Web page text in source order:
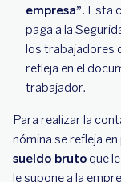
empresa”. Esta
paga a la
los trabajadores
refleja en el
trabajador.
Para realizar la
nómina se refleja
sueldo bruto que
le supone a la